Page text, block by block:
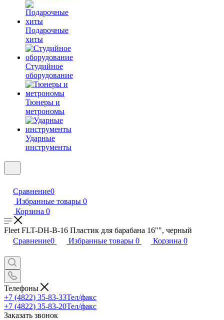
Подарочные
хиты
Студийное
оборудование
Тюнеры и
метрономы
Ударные
инструменты
Сравнение0
Избранные товары 0
Корзина 0
Fleet FLT-DH-B-16 Пластик для барабана 16"", черный
Сравнение0 Избранные товары 0 Корзина 0
Телефоны
+7 (4822) 35-83-33Тел/факс
+7 (4822) 35-83-20Тел/факс
Заказать звонок